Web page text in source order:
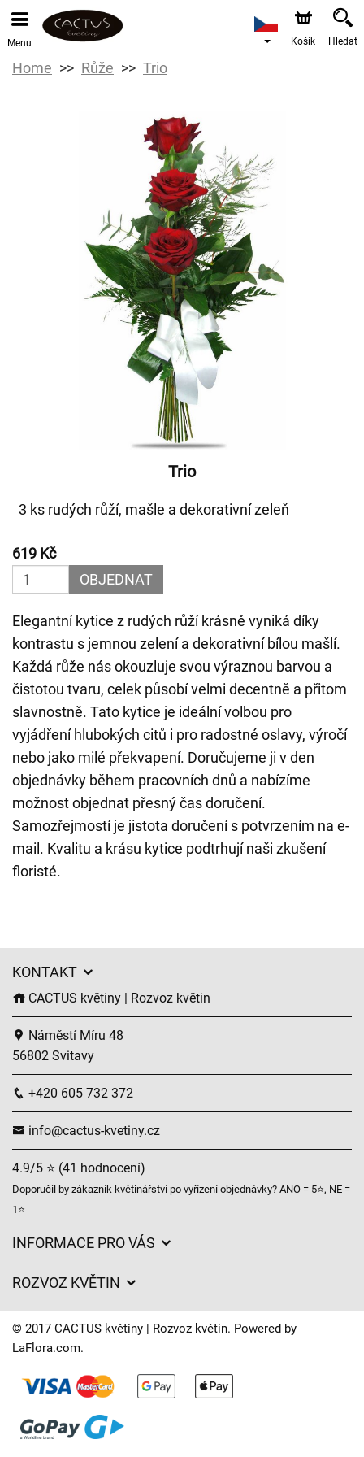
Menu Košík Hledat
Home Růže Trio
Trio
3 ks rudých růží, mašle a dekorativní zeleň
619 Kč
OBJEDNAT
Elegantní kytice z rudých růží krásně vyniká díky
kontrastu s jemnou zelení a dekorativní bílou mašlí.
Každá růže nás okouzluje svou výraznou barvou a
čistotou tvaru, celek působí velmi decentně a přitom
slavnostně. Tato kytice je ideální volbou pro
vyjádření hlubokých citů i pro radostné oslavy, výročí
nebo jako milé překvapení. Doručujeme ji v den
objednávky během pracovních dnů a nabízíme
možnost objednat přesný čas doručení.
Samozřejmostí je jistota doručení s potvrzením na e-
mail. Kvalitu a krásu kytice podtrhují naši zkušení
floristé.
KONTAKT
CACTUS květiny | Rozvoz květin
Náměstí Míru 48
56802 Svitavy
+420 605 732 372
info@cactus-kvetiny.cz
4.9/5 ⭐ (41 hodnocení)
Doporučil by zákazník květinářství po vyřízení objednávky? ANO = 5⭐, NE =
1⭐
INFORMACE PRO VÁS
Často kladené dotazy
Časy doručení květin – přehled možností
Svatební floristika
Naše květinářství
ROZVOZ KVĚTIN
Ceny za doručení
O nás
Cookies
Kontakt
© 2017 CACTUS květiny | Rozvoz květin. Powered by
LaFlora.com.